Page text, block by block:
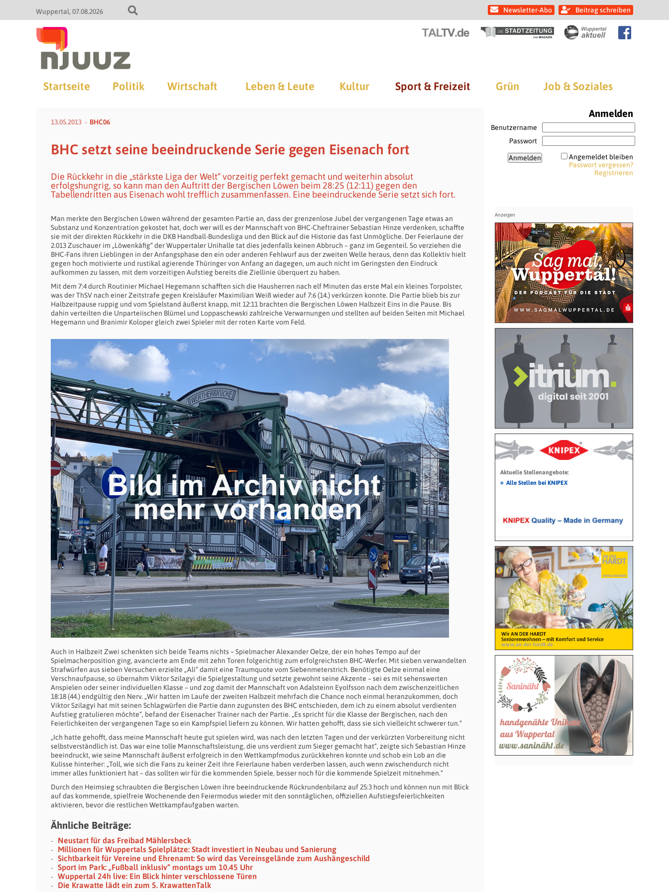
Wuppertal 07.08.2026 Newsletter-Abo Beitrag schreiben
Startseite Politik Wirtschaft Leben & Leute Kultur Sport & Freizeit Grün Job & Soziales
13.05.2013 BHC06
BHC setzt seine beeindruckende Serie gegen Eisenach fort
Die Rückkehr in die „stärkste Liga der Welt“ vorzeitig perfekt gemacht und weiterhin absolut
erfolgshungrig, so kann man den Auftritt der Bergischen Löwen beim 28:25 (12:11) gegen den
Tabellendritten aus Eisenach wohl trefflich zusammenfassen. Eine beeindruckende Serie setzt sich fort.
Man merkte den Bergischen Löwen während der gesamten Partie an, dass der grenzenlose Jubel der vergangenen Tage etwas an
Substanz und Konzentration gekostet hat, doch wer will es der Mannschaft von BHC-Cheftrainer Sebastian Hinze verdenken, schaffte
sie mit der direkten Rückkehr in die DKB Handball-Bundesliga und den Blick auf die Historie das fast Unmögliche. Der Feierlaune der
2.013 Zuschauer im „Löwenkäfig“ der Wuppertaler Unihalle tat dies jedenfalls keinen Abbruch – ganz im Gegenteil. So verziehen die
BHC-Fans ihren Lieblingen in der Anfangsphase den ein oder anderen Fehlwurf aus der zweiten Welle heraus, denn das Kollektiv hielt
gegen hoch motivierte und rustikal agierende Thüringer von Anfang an dagegen, um auch nicht im Geringsten den Eindruck
aufkommen zu lassen, mit dem vorzeitigen Aufstieg bereits die Ziellinie überquert zu haben.
Mit dem 7:4 durch Routinier Michael Hegemann schafften sich die Hausherren nach elf Minuten das erste Mal ein kleines Torpolster,
was der ThSV nach einer Zeitstrafe gegen Kreisläufer Maximilian Weiß wieder auf 7:6 (14.) verkürzen konnte. Die Partie blieb bis zur
Halbzeitpause ruppig und vom Spielstand äußerst knapp, mit 12:11 brachten die Bergischen Löwen Halbzeit Eins in die Pause. Bis
dahin verteilten die Unparteiischen Blümel und Loppaschewski zahlreiche Verwarnungen und stellten auf beiden Seiten mit Michael
Hegemann und Branimir Koloper gleich zwei Spieler mit der roten Karte vom Feld.
Auch in Halbzeit Zwei schenkten sich beide Teams nichts – Spielmacher Alexander Oelze, der ein hohes Tempo auf der
Spielmacherposition ging, avancierte am Ende mit zehn Toren folgerichtig zum erfolgreichsten BHC-Werfer. Mit sieben verwandelten
Strafwürfen aus sieben Versuchen erzielte „Ali“ damit eine Traumquote vom Siebenmeterstrich. Benötigte Oelze einmal eine
Verschnaufpause, so übernahm Viktor Szilagyi die Spielgestaltung und setzte gewohnt seine Akzente – sei es mit sehenswerten
Anspielen oder seiner individuellen Klasse – und zog damit der Mannschaft von Adalsteinn Eyolfsson nach dem zwischenzeitlichen
18:18 (44.) endgültig den Nerv. „Wir hatten im Laufe der zweiten Halbzeit mehrfach die Chance noch einmal heranzukommen, doch
Viktor Szilagyi hat mit seinen Schlagwürfen die Partie dann zugunsten des BHC entschieden, dem ich zu einem absolut verdienten
Aufstieg gratulieren möchte“, befand der Eisenacher Trainer nach der Partie. „Es spricht für die Klasse der Bergischen, nach den
Feierlichkeiten der vergangenen Tage so ein Kampfspiel liefern zu können. Wir hatten gehofft, dass sie sich vielleicht schwerer tun.“
„Ich hatte gehofft, dass meine Mannschaft heute gut spielen wird, was nach den letzten Tagen und der verkürzten Vorbereitung nicht
selbstverständlich ist. Das war eine tolle Mannschaftsleistung, die uns verdient zum Sieger gemacht hat“, zeigte sich Sebastian Hinze
beeindruckt, wie seine Mannschaft äußerst erfolgreich in den Wettkampfmodus zurückkehren konnte und schob ein Lob an die
Kulisse hinterher: „Toll, wie sich die Fans zu keiner Zeit ihre Feierlaune haben verderben lassen, auch wenn zwischendurch nicht
immer alles funktioniert hat – das sollten wir für die kommenden Spiele, besser noch für die kommende Spielzeit mitnehmen.“
Durch den Heimsieg schraubten die Bergischen Löwen ihre beeindruckende Rückrundenbilanz auf 25:3 hoch und können nun mit Blick
auf das kommende, spielfreie Wochenende den Feiermodus wieder mit den sonntäglichen, offiziellen Aufstiegsfeierlichkeiten
aktivieren, bevor die restlichen Wettkampfaufgaben warten.
Ähnliche Beiträge:
Neustart für das Freibad Mählersbeck
Millionen für Wuppertals Spielplätze: Stadt investiert in Neubau und Sanierung
Sichtbarkeit für Vereine und Ehrenamt: So wird das Vereinsgelände zum Aushängeschild
Sport im Park: „Fußball inklusiv“ montags um 10.45 Uhr
Wuppertal 24h live: Ein Blick hinter verschlossene Türen
Die Krawatte lädt ein zum 5. KrawattenTalk
Anmelden
Benutzername
Passwort
Angemeldet bleiben
Passwort vergessen?
Registrieren
Aktuelle Stellenangebote:
» Alle Stellen bei KNIPEX